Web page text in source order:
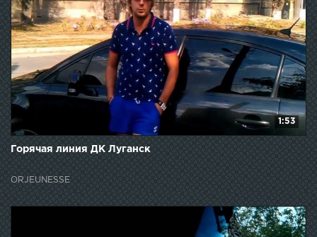
1:53
Горячая линия ДК Луганск
ORJEUNESSE